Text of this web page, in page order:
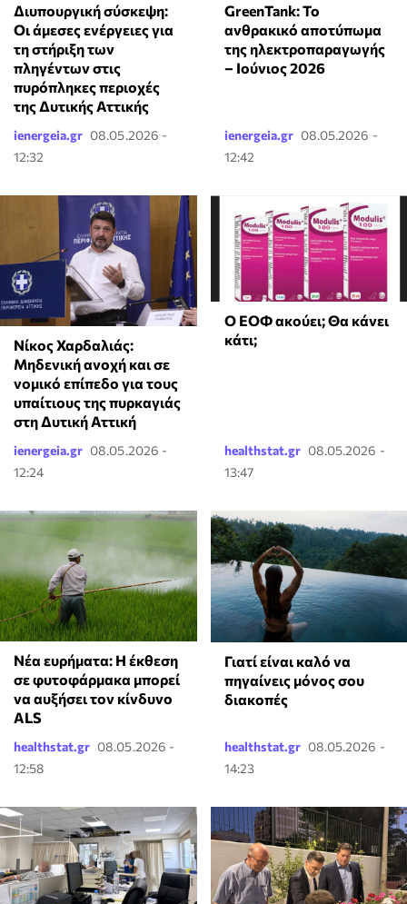
Διυπουργική σύσκεψη:
Οι άμεσες ενέργειες για
τη στήριξη των
πληγέντων στις
πυρόπληκες περιοχές
της Δυτικής Αττικής
ienergeia.gr 08.05.2026 -
12:32
GreenTank: Το
ανθρακικό αποτύπωμα
της ηλεκτροπαραγωγής
– Ιούνιος 2026
ienergeia.gr 08.05.2026 -
12:42
Νίκος Χαρδαλιάς:
Μηδενική ανοχή και σε
νομικό επίπεδο για τους
υπαίτιους της πυρκαγιάς
στη Δυτική Αττική
ienergeia.gr 08.05.2026 -
12:24
Ο ΕΟΦ ακούει; Θα κάνει
κάτι;
healthstat.gr 08.05.2026 -
13:47
Νέα ευρήματα: Η έκθεση
σε φυτοφάρμακα μπορεί
να αυξήσει τον κίνδυνο
ALS
healthstat.gr 08.05.2026 -
12:58
Γιατί είναι καλό να
πηγαίνεις μόνος σου
διακοπές
healthstat.gr 08.05.2026 -
14:23